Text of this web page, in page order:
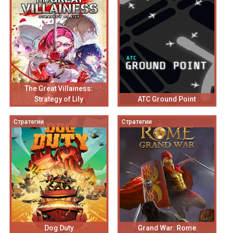
The Great Villainess:
Strategy of Lily
ATC Ground Point
Стратегии
Dog Duty
Стратегии
Grand War: Rome